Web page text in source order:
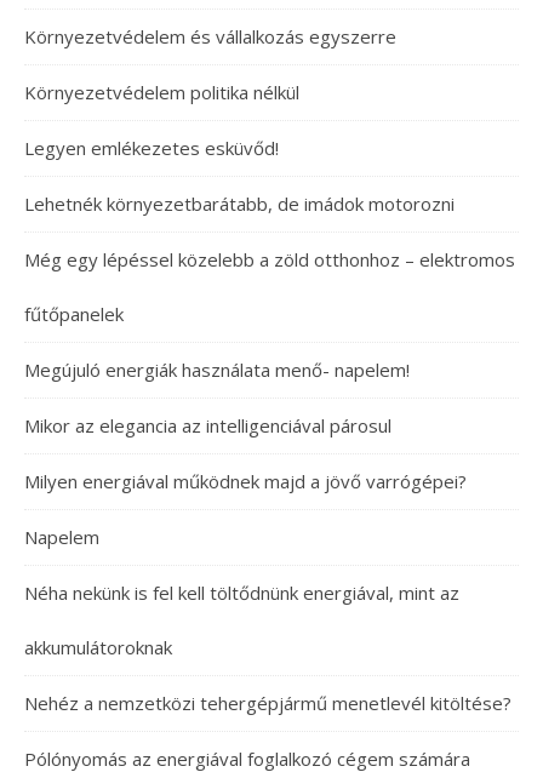
Környezetvédelem és vállalkozás egyszerre
Környezetvédelem politika nélkül
Legyen emlékezetes esküvőd!
Lehetnék környezetbarátabb, de imádok motorozni
Még egy lépéssel közelebb a zöld otthonhoz – elektromos
fűtőpanelek
Megújuló energiák használata menő- napelem!
Mikor az elegancia az intelligenciával párosul
Milyen energiával működnek majd a jövő varrógépei?
Napelem
Néha nekünk is fel kell töltődnünk energiával, mint az
akkumulátoroknak
Nehéz a nemzetközi tehergépjármű menetlevél kitöltése?
Pólónyomás az energiával foglalkozó cégem számára